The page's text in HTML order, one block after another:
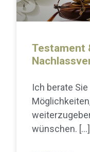
Testament
Ich berate
wünschen.